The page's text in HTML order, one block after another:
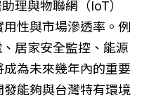
理與物聯網（IoT）
性與市場滲透率。例
居家安全監控、能源
為未來幾年內的重要
能夠與台灣特有環境